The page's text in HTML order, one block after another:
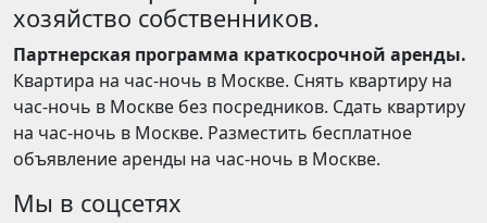
хозяйство собственников.
Партнерская программа краткосрочной аренды.
Квартира на час-ночь в Москве. Снять квартиру на
час-ночь в Москве без посредников. Сдать квартиру
на час-ночь в Москве. Разместить бесплатное
объявление аренды на час-ночь в Москве.
Мы в соцсетях